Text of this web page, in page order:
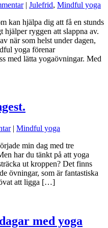
| Julefrid, Mindful yoga
kan hjälpa dig att få en stunds
hjälper ryggen att slappna av.
när som helst under dagen,
yoga förenar
med lätta yogaövningar. Med
| Mindful yoga
min dag med tre
har du tänkt på att yoga
ut kroppen? Det finns
övningar, som är fantastiska
att ligga […]
med yoga